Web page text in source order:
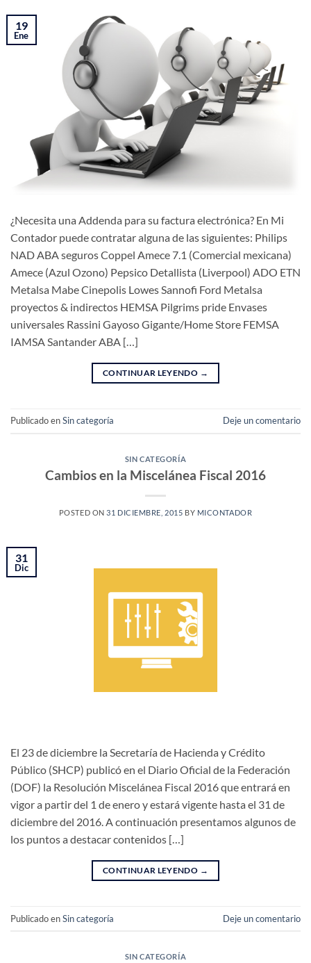
19
Ene
¿Necesita una Addenda para su factura electrónica? En Mi
Contador puede contratar alguna de las siguientes: Philips
NAD ABA seguros Coppel Amece 7.1 (Comercial mexicana)
Amece (Azul Ozono) Pepsico Detallista (Liverpool) ADO ETN
Metalsa Mabe Cinepolis Lowes Sannofi Ford Metalsa
proyectos & indirectos HEMSA Pilgrims pride Envases
universales Rassini Gayoso Gigante/Home Store FEMSA
IAMSA Santander ABA […]
CONTINUAR LEYENDO →
Publicado enSin categoría Deje un comentario
SIN CATEGORÍA
Cambios en la Miscelánea Fiscal 2016
POSTED ON 31 DICIEMBRE, 2015 BY MICONTADOR
31
Dic
El 23 de diciembre la Secretaría de Hacienda y Crédito
Público (SHCP) publicó en el Diario Oficial de la Federación
(DOF) la Resolución Miscelánea Fiscal 2016 que entrará en
vigor a partir del 1 de enero y estará vigente hasta el 31 de
diciembre del 2016. A continuación presentamos algunos de
los puntos a destacar contenidos […]
CONTINUAR LEYENDO →
Publicado enSin categoría Deje un comentario
SIN CATEGORÍA